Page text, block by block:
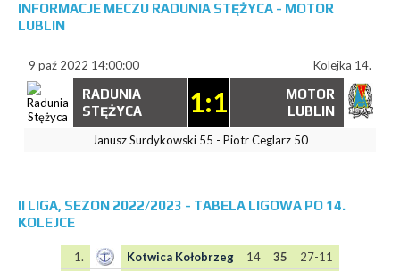
INFORMACJE MECZU RADUNIA STĘŻYCA - MOTOR
LUBLIN
9 paź 2022 14:00:00 Kolejka 14.
RADUNIA
STĘŻYCA
1:1
MOTOR
LUBLIN
Janusz Surdykowski 55 - Piotr Ceglarz 50
II LIGA, SEZON 2022/2023 - TABELA LIGOWA PO 14.
KOLEJCE
1. Kotwica Kołobrzeg 14 35
27-11